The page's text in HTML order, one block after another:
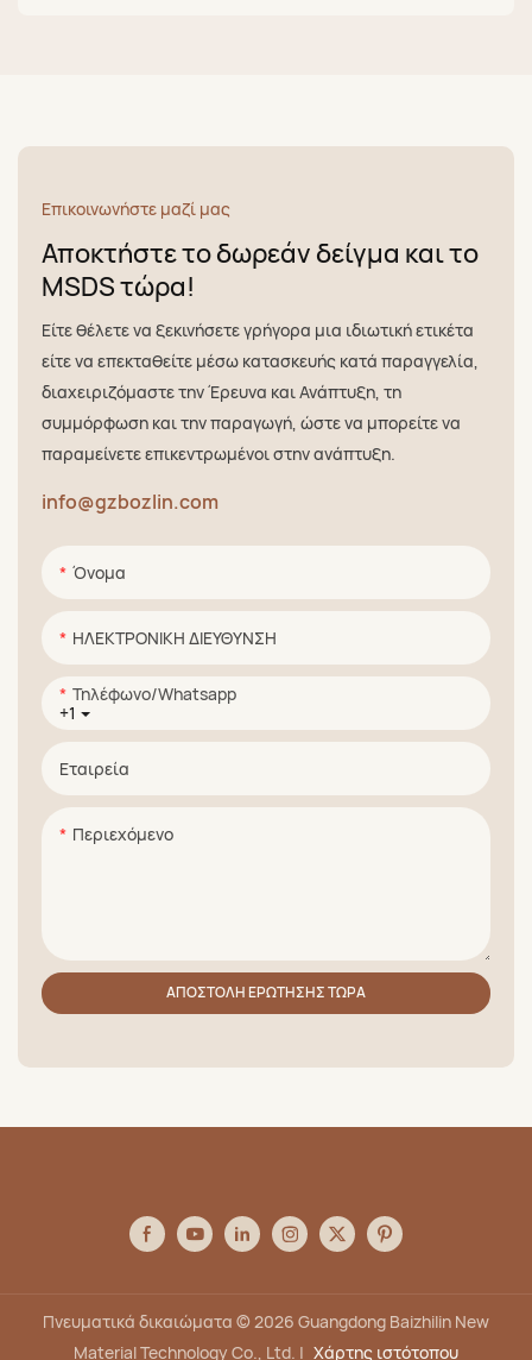
Επικοινωνήστε μαζί μας
Αποκτήστε το δωρεάν δείγμα και το
MSDS τώρα!
Είτε θέλετε να ξεκινήσετε γρήγορα μια ιδιωτική ετικέτα
είτε να επεκταθείτε μέσω κατασκευής κατά παραγγελία,
διαχειριζόμαστε την Έρευνα και Ανάπτυξη, τη
συμμόρφωση και την παραγωγή, ώστε να μπορείτε να
παραμείνετε επικεντρωμένοι στην ανάπτυξη.
info@gzbozlin.com
Όνομα
ΗΛΕΚΤΡΟΝΙΚΗ ΔΙΕΥΘΥΝΣΗ
+1
Τηλέφωνο/whatsapp
Εταιρεία
Περιεχόμενο
ΑΠΟΣΤΟΛΉ ΕΡΏΤΗΣΗΣ ΤΏΡΑ
Πνευματικά δικαιώματα © 2026 Guangdong Baizhilin New
Material Technology Co., Ltd. | Χάρτης ιστότοπου